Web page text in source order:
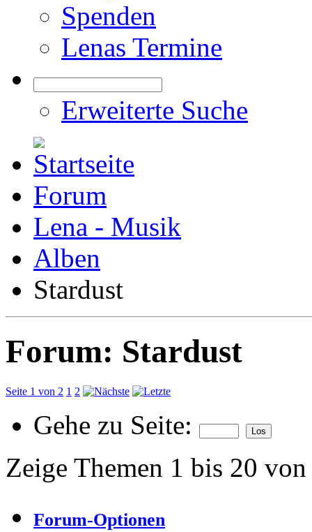
Spenden
Lenas Termine
Erweiterte Suche
Forum
Lena - Musik
Alben
Stardust
Forum: Stardust
Seite 1 von 2 1 2
Gehe zu Seite:
Zeige Themen 1 bis 20
Forum-Optionen